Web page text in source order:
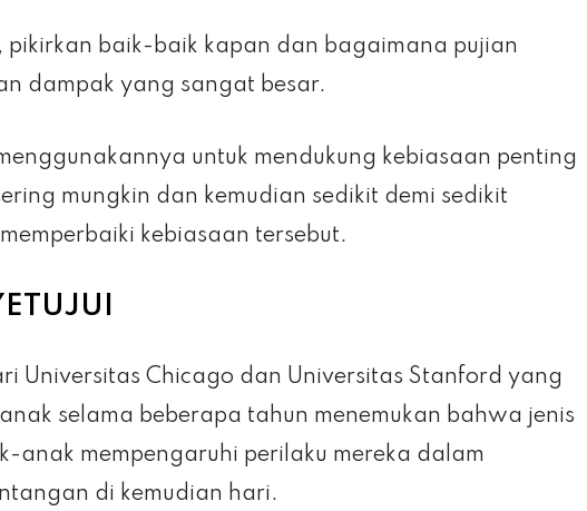
pikirkan baik-baik kapan dan bagaimana pujian
dampak yang sangat besar.
untuk mendukung kebiasaan penting
mungkin dan kemudian sedikit demi sedikit
kebiasaan tersebut.
Universitas Chicago dan Universitas Stanford yang
selama beberapa tahun menemukan bahwa jenis
anak mempengaruhi perilaku mereka dalam
di kemudian hari.